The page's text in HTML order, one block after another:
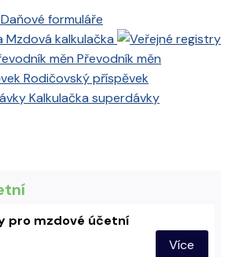
Daňové formuláře
Mzdová kalkulačka
Převodník měn
Rodičovský příspěvek
Kalkulačka superdávky
pro mzdové účetní
Více